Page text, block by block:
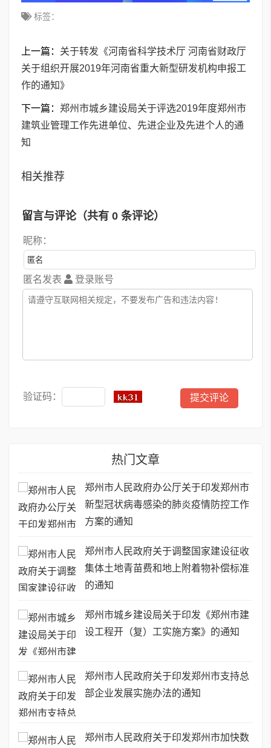
标签：
上一篇： 关于转发《河南省科学技术厅 河南省财政厅
关于组织开展2019年河南省重大新型研发机构申报工
作的通知》
下一篇： 郑州市城乡建设局关于评选2019年度郑州市
建筑业管理工作先进单位、先进企业及先进个人的通
知
相关推荐
留言与评论（共有 0 条评论）
昵称：
匿名发表 登录账号
验证码：
热门文章
郑州市人民政府办公厅关于印发郑州市
新型冠状病毒感染的肺炎疫情防控工作
方案的通知
郑州市人民政府关于调整国家建设征收
集体土地青苗费和地上附着物补偿标准
的通知
郑州市城乡建设局关于印发《郑州市建
设工程开（复）工实施方案》的通知
郑州市人民政府关于印发郑州市支持总
部企业发展实施办法的通知
郑州市人民政府关于印发郑州市加快数